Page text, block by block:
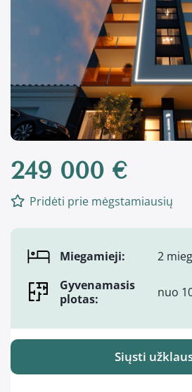
249 000 €
Pridėti prie mėgstamiausių
Miegamieji:
2
Gyvenamasis
plotas:
nuo
Siųsti